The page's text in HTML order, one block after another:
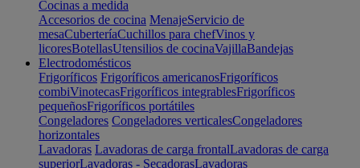
Cocinas a medida
Accesorios de cocina MenajeServicio de
mesaCuberteríaCuchillos para chefVinos y
licoresBotellasUtensilios de cocinaVajillaBandejas
Electrodomésticos
Frigoríficos Frigoríficos americanosFrigoríficos
combiVinotecasFrigoríficos integrablesFrigoríficos
pequeñosFrigoríficos portátiles
Congeladores Congeladores verticalesCongeladores
horizontales
Lavadoras Lavadoras de carga frontalLavadoras de carga
superiorLavadoras - SecadorasLavadoras